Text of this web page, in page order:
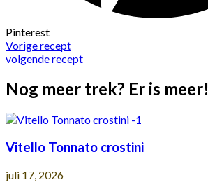
Pinterest
Vorige recept
volgende recept
Nog meer trek? Er is meer!
Vitello Tonnato crostini
juli 17, 2026